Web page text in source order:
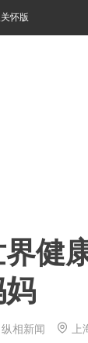
怀版
健
妈
纵相新闻 上